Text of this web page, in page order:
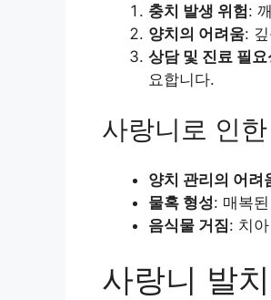
충치 발생 위험:
양치의 어려움:
상담 및 진료 필요
요합니다.
사랑니로 인
양치 관리의 어려
물혹 형성: 매복
음식물 거짐: 치
사랑니 발